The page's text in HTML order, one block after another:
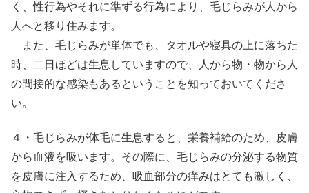
く、性行為やそれに準ずる行為により、毛じらみが人から
人へと移り住みます。
また、毛じらみが単体でも、タオルや寝具の上に落ちた
時、二日ほどは生息していますので、人から物・物から人
の間接的な感染もあるということを知っておいてくださ
い。
４・毛じらみが体毛に生息すると、栄養補給のため、皮膚
から血液を吸います。その際に、毛じらみの分泌する物質
を皮膚に注入するため、吸血部分の痒みはとても激しく、